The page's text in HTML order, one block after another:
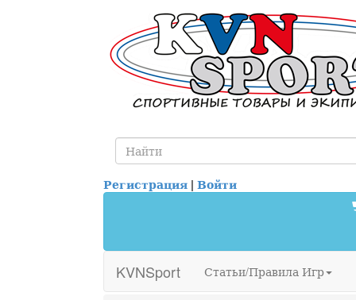
Регистрация | Войти
KVNSport Статьи/Правила Игр